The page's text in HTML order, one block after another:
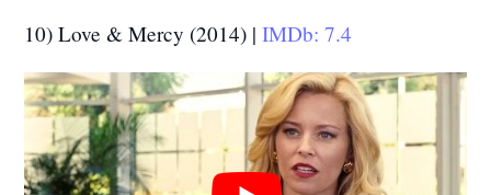
10) Love & Mercy (2014) |IMDb: 7.4